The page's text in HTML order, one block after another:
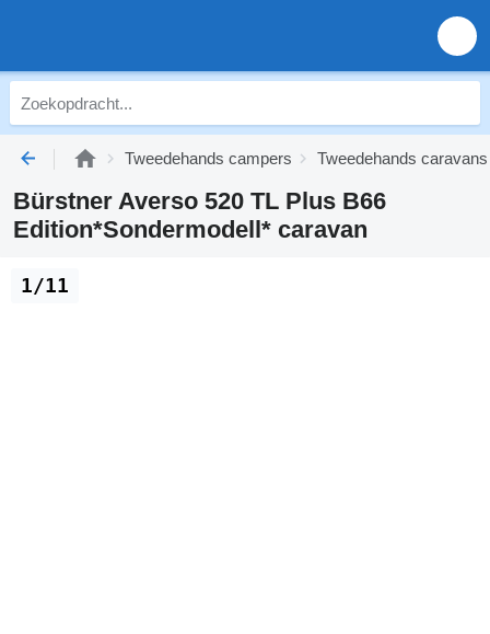
Tweedehands campers Tweedehands caravans
Bürstner Averso 520 TL Plus B66
Edition*Sondermodell* caravan
1/11